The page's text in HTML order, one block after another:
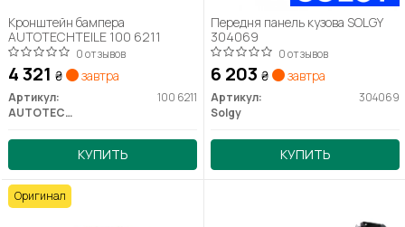
Кронштейн бампера
AUTOTECHTEILE 100 6211
0 отзывов
4 321 ₴ завтра
Артикул:
100 6211
AUTOTECHTEILE
КУПИТЬ
Передня панель кузова SOLGY
304069
0 отзывов
6 203 ₴ завтра
Артикул:
304069
Solgy
КУПИТЬ
Оригинал